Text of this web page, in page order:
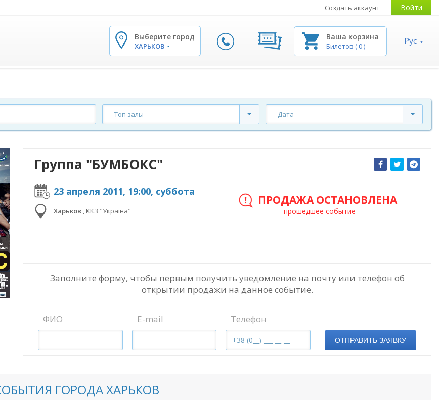
Создать аккаунт Войти
Выберите город
ХАРЬКОВ
Ваша корзина
Билетов (0) Рус
-- Топ залы -- -- Дата --
Группа "БУМБОКС"
23 апреля 2011, 19:00, суббота
Харьков , ККЗ "Україна"
ПРОДАЖА ОСТАНОВЛЕНА
прошедшее событие
Заполните форму, чтобы первым получить уведомление на почту или телефон об
открытии продажи на данное событие.
ФИО E-mail Телефон
ОТПРАВИТЬ ЗАЯВКУ
ГОРОДА ХАРЬКОВ